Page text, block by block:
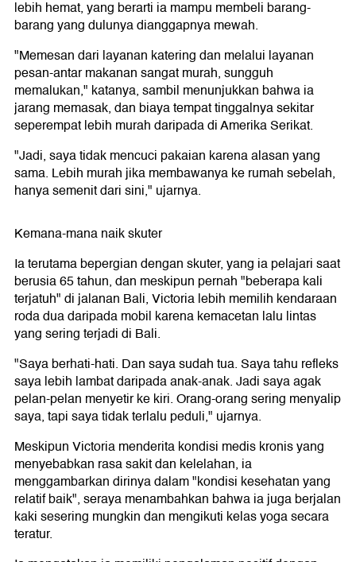
lebih hemat, yang berarti ia mampu membeli barang-
barang yang dulunya dianggapnya mewah.
"Memesan dari layanan katering dan melalui layanan
pesan-antar makanan sangat murah, sungguh
memalukan," katanya, sambil menunjukkan bahwa ia
jarang memasak, dan biaya tempat tinggalnya sekitar
seperempat lebih murah daripada di Amerika Serikat.
"Jadi, saya tidak mencuci pakaian karena alasan yang
sama. Lebih murah jika membawanya ke rumah sebelah,
hanya semenit dari sini," ujarnya.
Kemana-mana naik skuter
Ia terutama bepergian dengan skuter, yang ia pelajari saat
berusia 65 tahun, dan meskipun pernah "beberapa kali
terjatuh" di jalanan Bali, Victoria lebih memilih kendaraan
roda dua daripada mobil karena kemacetan lalu lintas
yang sering terjadi di Bali.
"Saya berhati-hati. Dan saya sudah tua. Saya tahu refleks
saya lebih lambat daripada anak-anak. Jadi saya agak
pelan-pelan menyetir ke kiri. Orang-orang sering menyalip
saya, tapi saya tidak terlalu peduli," ujarnya.
Meskipun Victoria menderita kondisi medis kronis yang
menyebabkan rasa sakit dan kelelahan, ia
menggambarkan dirinya dalam "kondisi kesehatan yang
relatif baik", seraya menambahkan bahwa ia juga berjalan
kaki sesering mungkin dan mengikuti kelas yoga secara
teratur.